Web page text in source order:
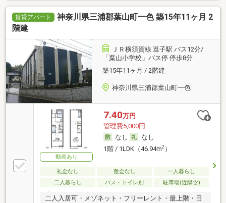
賃貸アパート
神奈川県三浦郡葉山町一色 築15年11ヶ月 2
階建
ＪＲ横須賀線 逗子駅 バス12分/
「葉山小学校」バス停 停歩8分
築15年11ヶ月 / 2階建
神奈川県三浦郡葉山町一色
動画あり
7.40万円
管理費5,000円
なし
なし
1階 / 1LDK（46.94m2）
礼金なし 敷金なし
一人暮らし
二人暮らし
バス・トイレ別 駐車場(近隣含)
二人入居可・メゾネット・フリーレント・最上階・日